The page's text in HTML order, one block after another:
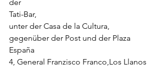
der
Tati-Bar,
unter der Casa de la Cultura,
gegenüber der Post und der Plaza
España
4, General Franzisco Franco,Los Llanos